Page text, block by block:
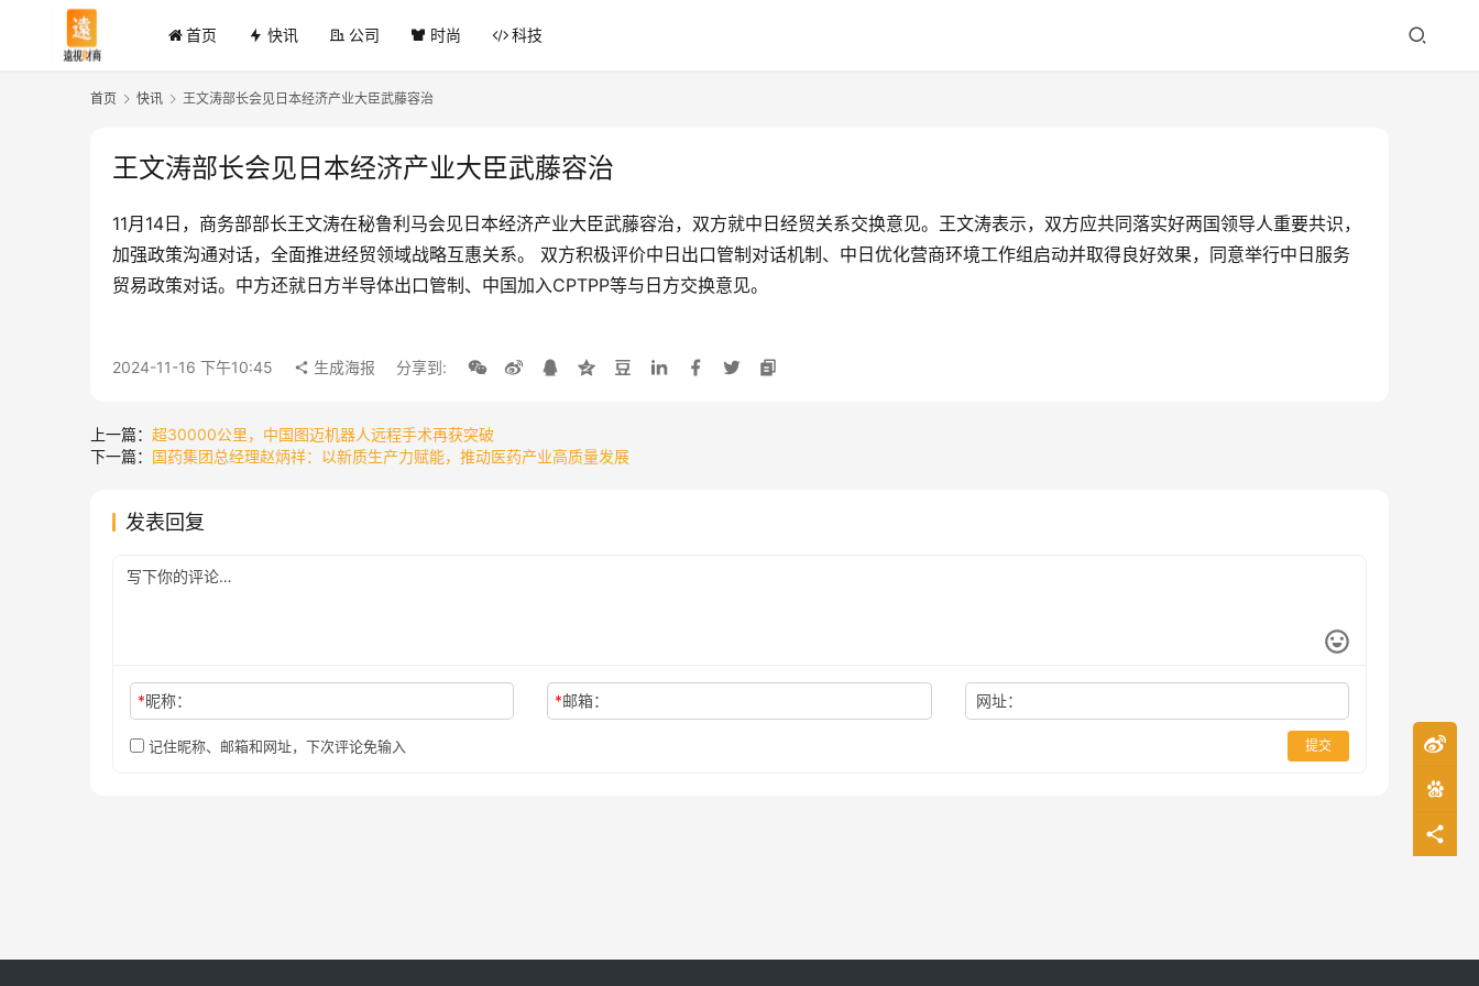
首页 快讯 公司 时尚 科技
首页 快讯 王文涛部长会见日本经济产业大臣武藤容治
王文涛部长会见日本经济产业大臣武藤容治
11月14日，商务部部长王文涛在秘鲁利马会见日本经济产业大臣武藤容治，双方就中日经贸关系交换意见。王文涛表示，双方应共同落实好两国领导人重要共识，
加强政策沟通对话，全面推进经贸领域战略互惠关系。 双方积极评价中日出口管制对话机制、中日优化营商环境工作组启动并取得良好效果，同意举行中日服务
贸易政策对话。中方还就日方半导体出口管制、中国加入CPTPP等与日方交换意见。
2024-11-16 下午10:45 生成海报 分享到:
上一篇： 超30000公里，中国图迈机器人远程手术再获突破
下一篇： 国药集团总经理赵炳祥：以新质生产力赋能，推动医药产业高质量发展
发表回复
*昵称： *邮箱： 网址：
记住昵称、邮箱和网址，下次评论免输入 提交